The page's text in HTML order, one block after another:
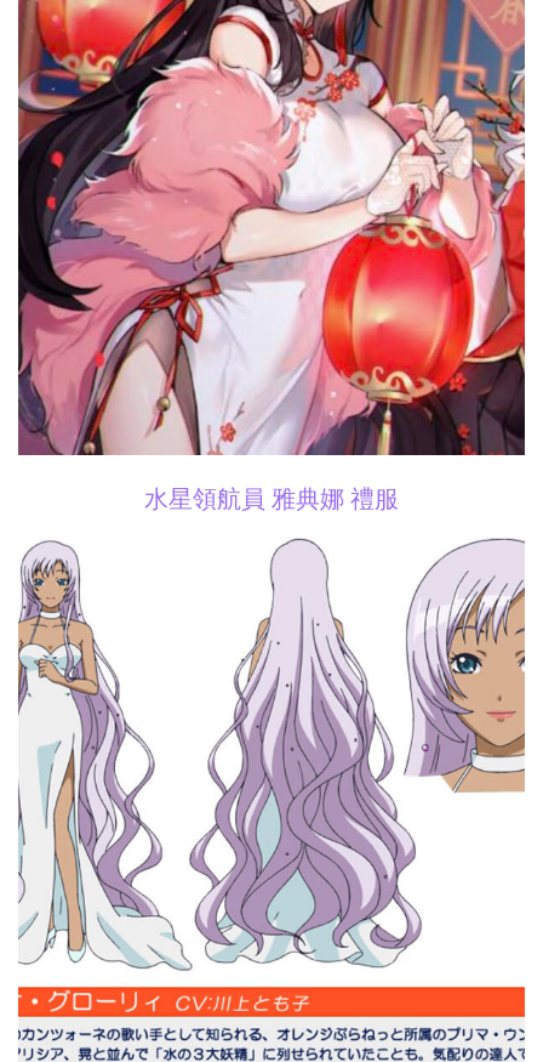
水星領航員 雅典娜 禮服